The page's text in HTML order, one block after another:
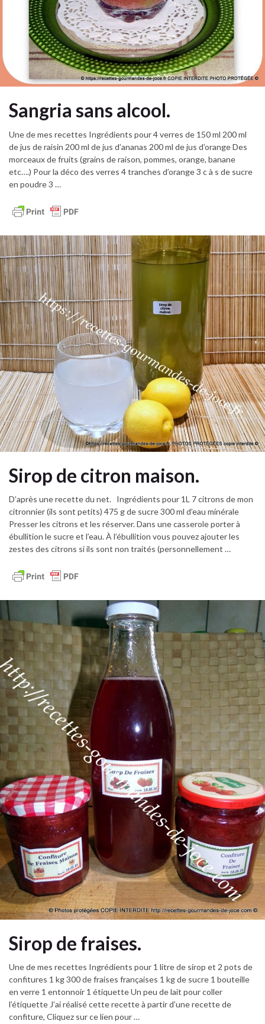
Sangria sans alcool.
Une de mes recettes Ingrédients pour 4 verres de 150 ml 200 ml
de jus de raisin 200 ml de jus d’ananas 200 ml de jus d’orange Des
morceaux de fruits (grains de raison, pommes, orange, banane
etc….) Pour la déco des verres 4 tranches d’orange 3 c à s de sucre
en poudre 3 …
Sirop de citron maison.
D’après une recette du net. Ingrédients pour 1L 7 citrons de mon
citronnier (ils sont petits) 475 g de sucre 300 ml d’eau minérale
Presser les citrons et les réserver. Dans une casserole porter à
ébullition le sucre et l’eau. À l’ébullition vous pouvez ajouter les
zestes des citrons si ils sont non traités (personnellement …
Sirop de fraises.
Une de mes recettes Ingrédients pour 1 litre de sirop et 2 pots de
confitures 1 kg 300 de fraises françaises 1 kg de sucre 1 bouteille
en verre 1 entonnoir 1 étiquette Un peu de lait pour coller
l’étiquette J’ai réalisé cette recette à partir d’une recette de
confiture, Cliquez sur ce lien pour …